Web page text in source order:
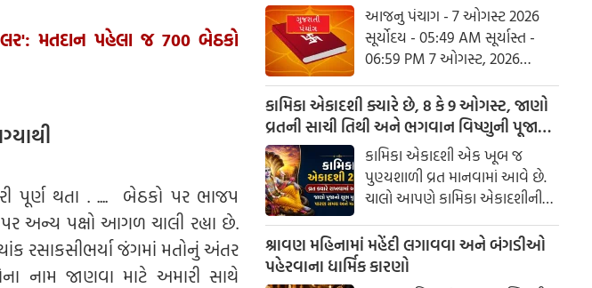
મતદાન પહેલા જ 700 બેઠકો
પૂર્ણ થતા . .... બેઠકો પર ભાજપ
અન્ય પક્ષો આગળ ચાલી રહ્યા છે.
રસાકસીભર્યા જંગમાં મતોનું અંતર
નામ જાણવા માટે અમારી સાથે
આજનુ પંચાગ - 7 ઓગસ્ટ 2026
સૂર્યોદય - 05:49 AM સૂર્યાસ્ત -
06:59 PM 7 ઓગસ્ટ, 2026
શુક્રવાર આષાઢ વદ નોમ - વિક્રમ
સંવત 2082
કામિકા એકાદશી ક્યારે છે, 8 કે 9 ઓગસ્ટ, જાણો
વ્રતની સાચી તિથી અને ભગવાન વિષ્ણુની પૂજાનું
શુભ મુહૂર્ત
કામિકા એકાદશી એક ખૂબ જ
પુણ્યશાળી વ્રત માનવામાં આવે છે.
ચાલો આપણે કામિકા એકાદશીની
ચોક્કસ તારીખ અને આ દિવસે પૂજા
કરવાનો શુભ સમય જાણીએ.
શ્રાવણ મહિનામાં મહેંદી લગાવવા અને બંગડીઓ
પહેરવાના ધાર્મિક કારણો